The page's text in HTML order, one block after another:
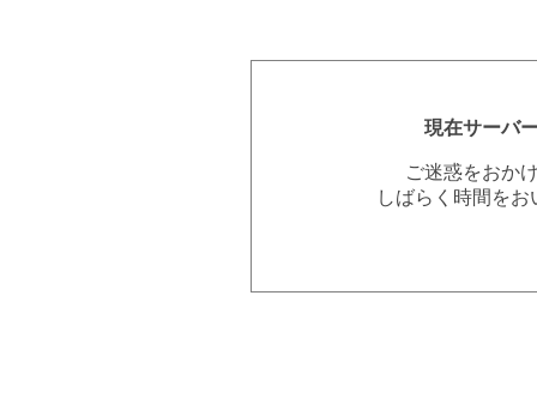
現在サーバ
ご迷惑をおか
しばらく時間を